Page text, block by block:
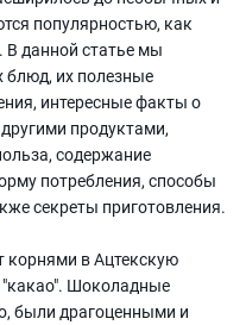
популярностью, как
В данной статье мы
их полезные
интересные факты о
продуктами,
содержание
потребления, способы
секреты приготовления.
корнями в Ацтекскую
Шоколадные
были драгоценными и